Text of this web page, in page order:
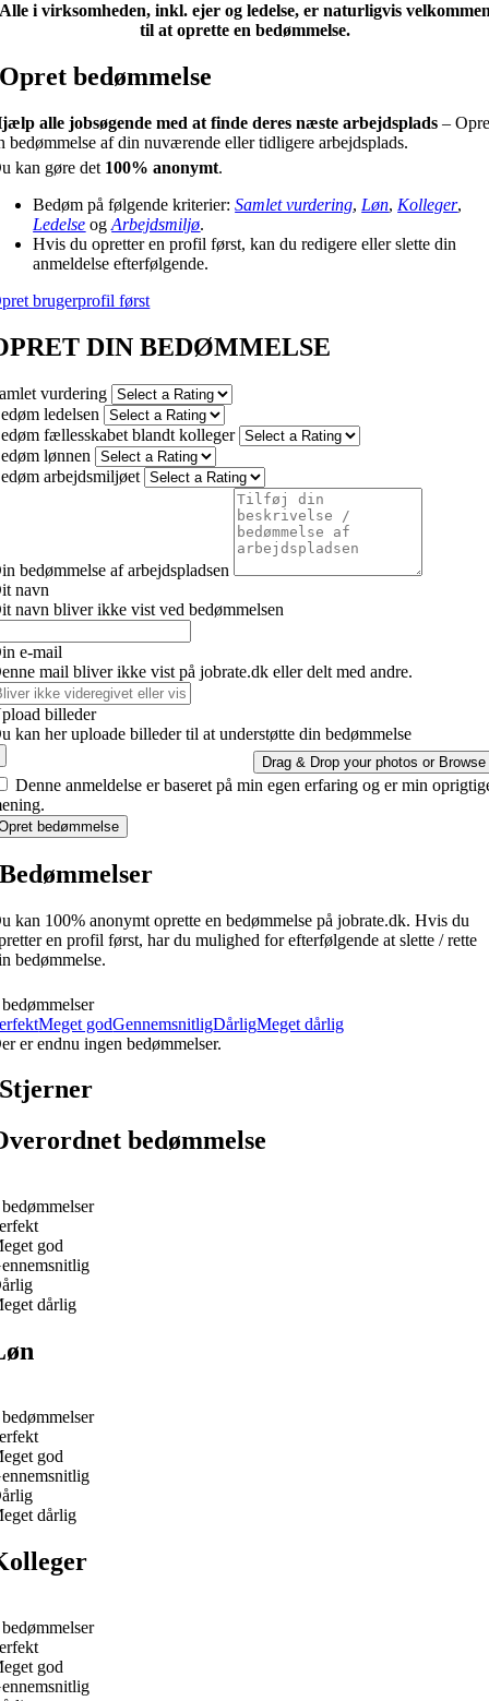
i virksomheden, inkl. ejer og ledelse, er naturligvis
til at oprette en bedømmelse.
Opret bedømmelse
alle jobsøgende med at finde deres næste arbejdsplads –
bedømmelse af din nuværende eller tidligere arbejdsplads.
kan gøre det 100% anonymt.
Bedøm på følgende kriterier:Samlet vurdering, Løn, Kolleger,
Ledelse ogArbejdsmiljø.
Hvis du opretter en profil først, kan du redigere eller slette din
anmeldelse efterfølgende.
brugerprofil først
DIN BEDØMMELSE
vurdering
ledelsen
fællesskabet blandt kolleger
lønnen
arbejdsmiljøet
bedømmelse af arbejdspladsen
navn
navn bliver ikke vist ved bedømmelsen
e-mail
mail bliver ikke vist på jobrate.dk eller delt med andre.
billeder
kan her uploade billeder til at understøtte din bedømmelse
Drag & Drop your photos or Browse
Denne anmeldelse er baseret på min egen erfaring og er min
bedømmelse
Bedømmelser
kan 100% anonymt oprette en bedømmelse på jobrate.dk. Hvis du
en profil først, har du mulighed for efterfølgende at slette / rette
bedømmelse.
Meget godGennemsnitligDårligMeget dårlig
er endnu ingen bedømmelser.
Stjerner
bedømmelse
god
dårlig
god
dårlig
god